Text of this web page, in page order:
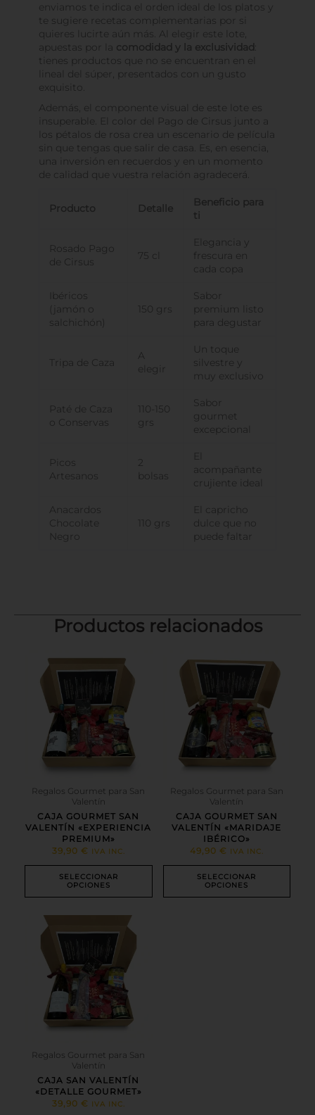
enviamos te indica el orden ideal de los platos y
te sugiere recetas complementarias por si
quieres lucirte aún más. Al elegir este lote,
apuestas por la comodidad y la exclusividad:
tienes productos que no se encuentran en el
lineal del súper, presentados con un gusto
exquisito.
Además, el componente visual de este lote es
insuperable. El color del Pago de Cirsus junto a
los pétalos de rosa crea un escenario de película
sin que tengas que salir de casa. Es, en esencia,
una inversión en recuerdos y en un momento
de calidad que vuestra relación agradecerá.
Producto Detalle
Beneficio para
ti
Rosado Pago
de Cirsus
75 cl
Elegancia y
frescura en
cada copa
Ibéricos
(jamón o
salchichón)
150 grs
Sabor
premium listo
para degustar
Tripa de Caza
A
elegir
Un toque
silvestre y
muy exclusivo
Paté de Caza
o Conservas
110-150
grs
Sabor
gourmet
excepcional
Picos
Artesanos
2
bolsas
El
acompañante
crujiente ideal
Anacardos
Chocolate
Negro
110 grs
El capricho
dulce que no
puede faltar
Productos relacionados
Regalos Gourmet para San
Valentín
CAJA GOURMET SAN
VALENTÍN «EXPERIENCIA
PREMIUM»
39,90 € IVA INC.
SELECCIONAR
OPCIONES
Este
producto
múltiples
variantes.
Las
opciones
se
en
la
página
de
producto
Regalos Gourmet para San
Valentín
CAJA GOURMET SAN
VALENTÍN «MARIDAJE
IBÉRICO»
49,90 € IVA INC.
SELECCIONAR
OPCIONES
producto
múltiples
variantes.
Las
opciones
se
pueden
en
la
página
de
producto
Regalos Gourmet para San
Valentín
CAJA SAN VALENTÍN
«DETALLE GOURMET»
39,90 € IVA INC.
producto
múltiples
variantes.
Las
opciones
se
pueden
en
la
página
de
producto